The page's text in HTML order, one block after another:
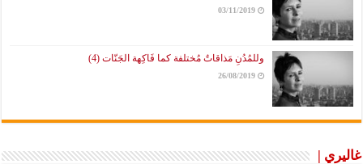
03/11/2019
وللمُدُنِ مَذاقاتٌ مُختلفة كما فَاكِهة الجَنّات (4)
26/08/2019
غاليري |